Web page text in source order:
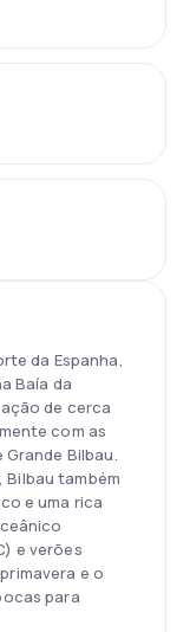
da Espanha,
Baía da
de cerca
com as
Bilbau.
Bilbau também
e uma rica
e verões
e o
para